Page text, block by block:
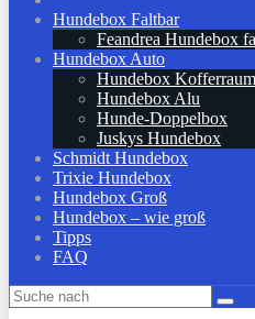
Hundebox Faltbar
Feandrea Hundebox
Hundebox Auto
Hundebox Kofferraum
Hundebox Alu
Hunde-Doppelbox
Juskys Hundebox
Schmidt Hundebox
Trixie Hundebox
Hundebox Groß
Hundebox – wie groß
Tipps
FAQ